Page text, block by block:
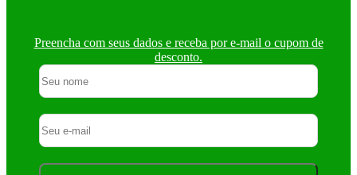
Preencha com seus dados e receba por e-mail o cupom de
desconto.